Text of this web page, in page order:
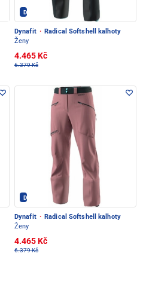
Dynafit - PEC POD SNĚŽKOU
Dynafit · Radical Softshell kalhoty
Ženy
4.465 Kč
6.379 Kč
Dynafit - PEC POD SNĚŽKOU
Dynafit · Radical Softshell kalhoty
Ženy
4.465 Kč
6.379 Kč